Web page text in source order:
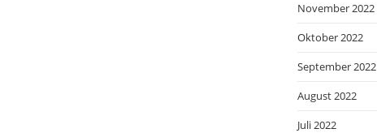
November 2022
Oktober 2022
September 2022
August 2022
Juli 2022